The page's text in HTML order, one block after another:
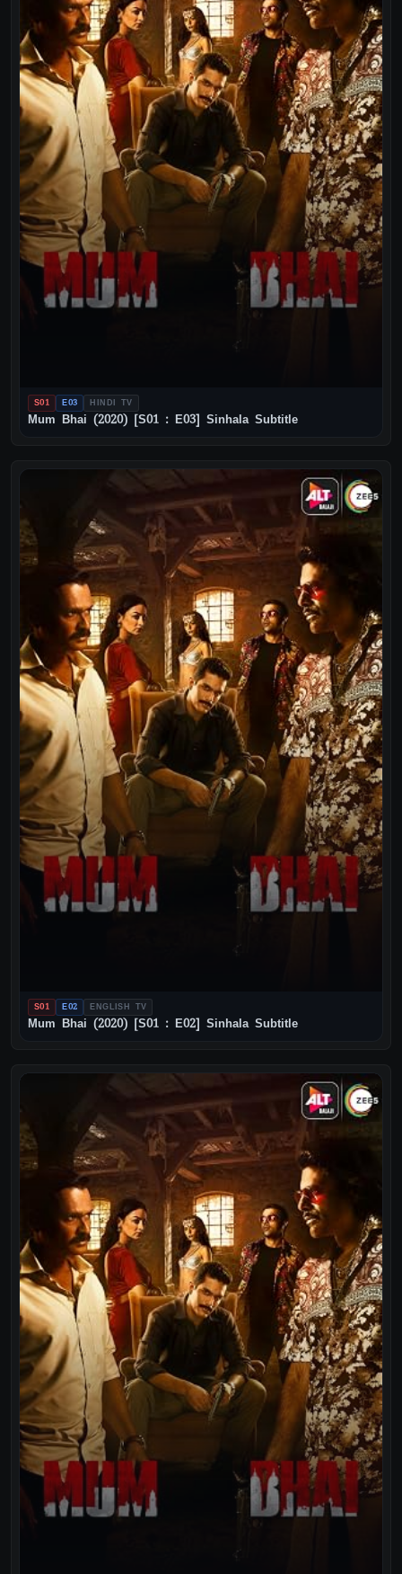
S01 E03 HINDI TV
Mum Bhai (2020) [S01 : E03] Sinhala Subtitle
S01 E02 ENGLISH TV
Mum Bhai (2020) [S01 : E02] Sinhala Subtitle